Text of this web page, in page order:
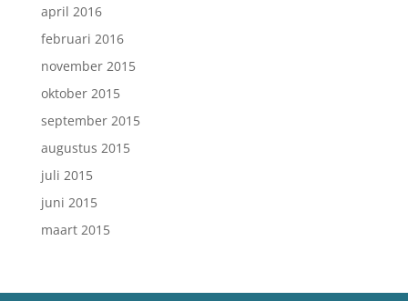
april 2016
februari 2016
november 2015
oktober 2015
september 2015
augustus 2015
juli 2015
juni 2015
maart 2015